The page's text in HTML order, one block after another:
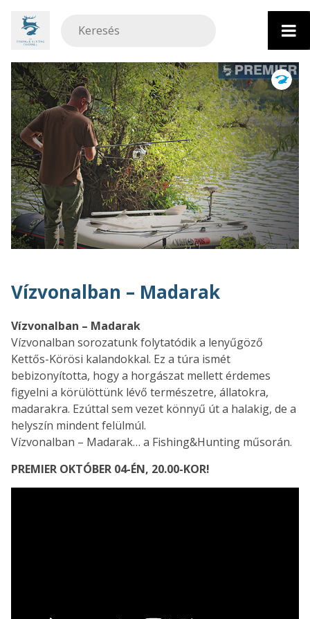
tartalomhoz
Vízvonalban – Madarak
Vízvonalban – Madarak
Vízvonalban sorozatunk folytatódik a lenyűgöző
Kettős-Körösi kalandokkal. Ez a túra ismét
bebizonyította, hogy a horgászat mellett érdemes
figyelni a körülöttünk lévő természetre, állatokra,
madarakra. Ezúttal sem vezet könnyű út a halakig, de a
helyszín mindent felülmúl.
Vízvonalban – Madarak… a Fishing&Hunting műsorán.
PREMIER OKTÓBER 04-ÉN, 20.00-KOR!